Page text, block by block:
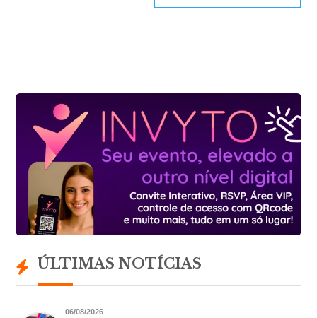
ÚLTIMAS NOTÍCIAS
06/08/2026